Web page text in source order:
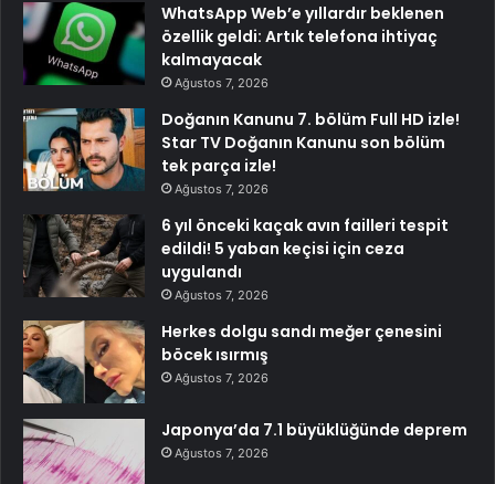
WhatsApp Web’e yıllardır beklenen
özellik geldi: Artık telefona ihtiyaç
kalmayacak
Ağustos 7, 2026
Doğanın Kanunu 7. bölüm Full HD izle!
Star TV Doğanın Kanunu son bölüm
tek parça izle!
Ağustos 7, 2026
6 yıl önceki kaçak avın failleri tespit
edildi! 5 yaban keçisi için ceza
uygulandı
Ağustos 7, 2026
Herkes dolgu sandı meğer çenesini
böcek ısırmış
Ağustos 7, 2026
Japonya’da 7.1 büyüklüğünde deprem
Ağustos 7, 2026